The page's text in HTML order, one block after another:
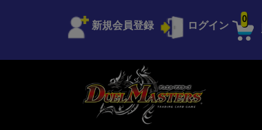
新規会員登録 ログイン
0